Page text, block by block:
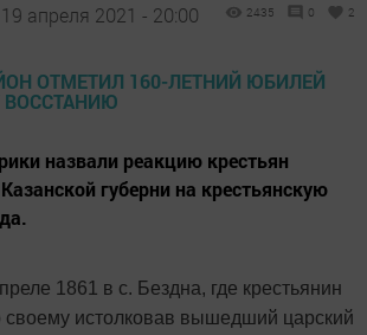
19 апреля 2021 - 20:00 2435 0 2
назвали реакцию крестьян
губерни на крестьянскую
1861 в с. Бездна, где крестьянин
своему истолковав вышедший царский